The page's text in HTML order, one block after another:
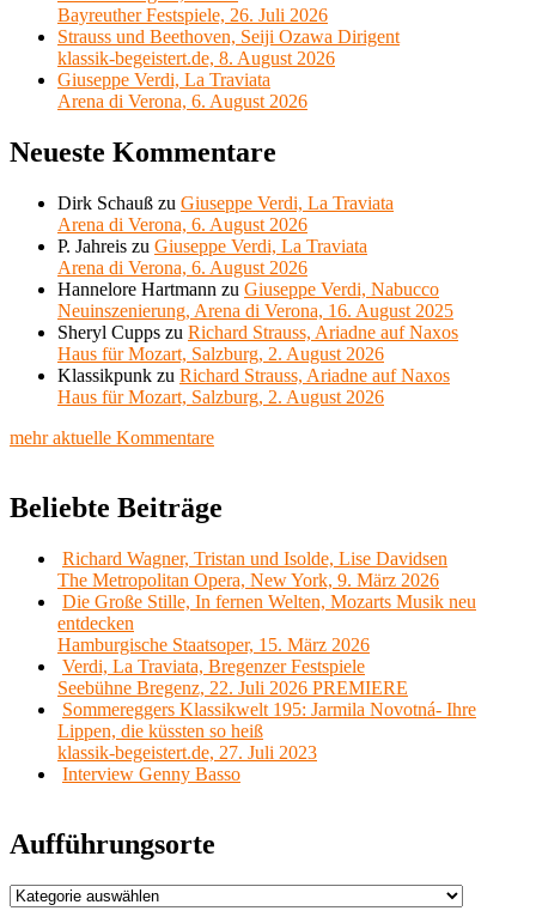
Bayreuther Festspiele, 26. Juli 2026
Strauss und Beethoven, Seiji Ozawa Dirigent
klassik-begeistert.de, 8. August 2026
Giuseppe Verdi, La Traviata
Arena di Verona, 6. August 2026
Neueste Kommentare
Dirk Schauß zu Giuseppe Verdi, La Traviata
Arena di Verona, 6. August 2026
P. Jahreis zu Giuseppe Verdi, La Traviata
Arena di Verona, 6. August 2026
Hannelore Hartmann zu Giuseppe Verdi, Nabucco
Neuinszenierung, Arena di Verona, 16. August 2025
Sheryl Cupps zu Richard Strauss, Ariadne auf Naxos
Haus für Mozart, Salzburg, 2. August 2026
Klassikpunk zu Richard Strauss, Ariadne auf Naxos
Haus für Mozart, Salzburg, 2. August 2026
mehr aktuelle Kommentare
Beliebte Beiträge
Richard Wagner, Tristan und Isolde, Lise Davidsen
The Metropolitan Opera, New York, 9. März 2026
Die Große Stille, In fernen Welten, Mozarts Musik neu
entdecken
Hamburgische Staatsoper, 15. März 2026
Verdi, La Traviata, Bregenzer Festspiele
Seebühne Bregenz, 22. Juli 2026 PREMIERE
Sommereggers Klassikwelt 195: Jarmila Novotná- Ihre
Lippen, die küssten so heiß
klassik-begeistert.de, 27. Juli 2023
Interview Genny Basso
Aufführungsorte
Aufführungsorte